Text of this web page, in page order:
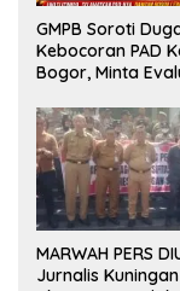
GMPB Soroti
Kebocoran PAD
Bogor, Minta
Tak Berizin
MARWAH PERS
Jurnalis